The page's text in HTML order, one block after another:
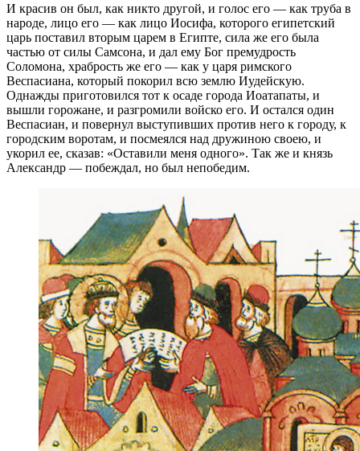
И красив он был, как никто другой, и голос его — как труба в
народе, лицо его — как лицо Иосифа, которого египетский
царь поставил вторым царем в Египте, сила же его была
частью от силы Самсона, и дал ему Бог премудрость
Соломона, храбрость же его — как у царя римского
Веспасиана, который покорил всю землю Иудейскую.
Однажды приготовился тот к осаде города Иоатапаты, и
вышли горожане, и разгромили войско его. И остался один
Веспасиан, и повернул выступивших против него к городу, к
городским воротам, и посмеялся над дружиною своею, и
укорил ее, сказав: «Оставили меня одного». Так же и князь
Александр — побеждал, но был непобедим.